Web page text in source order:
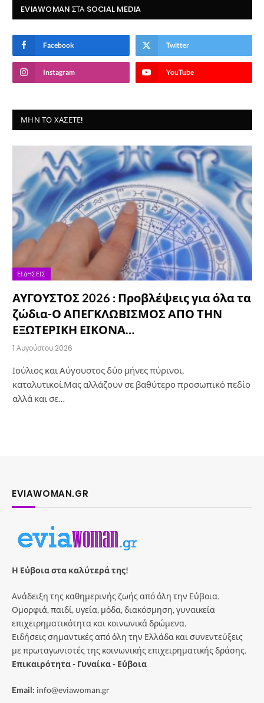
EVIAWOMAN ΣΤΑ SOCIAL MEDIA
Facebook Twitter
Instagram YouTube
ΜΗΝ ΤΟ ΧΆΣΕΤΕ!
ΕΙΔΉΣΕΙΣ
ΑΥΓΟΥΣΤΟΣ 2026 : Προβλέψεις για όλα τα
ζώδια-Ο ΑΠΕΓΚΛΩΒΙΣΜΟΣ ΑΠΟ ΤΗΝ
ΕΞΩΤΕΡΙΚΗ ΕΙΚΟΝΑ…
1 Αυγούστου 2026
Ιούλιος και Αύγουστος δύο μήνες πύρινοι,
καταλυτικοί.Μας αλλάζουν σε βαθύτερο προσωπικό πεδίο
αλλά και σε…
EVIAWOMAN.GR
Η Εύβοια στα καλύτερά της!
Ανάδειξη της καθημερινής ζωής από όλη την Εύβοια.
Ομορφιά, παιδί, υγεία, μόδα, διακόσμηση, γυναικεία
επιχειρηματικότητα και κοινωνικά δρώμενα.
Ειδήσεις σημαντικές από όλη την Ελλάδα και συνεντεύξεις
με πρωταγωνιστές της κοινωνικής επιχειρηματικής δράσης.
Επικαιρότητα - Γυναίκα - Εύβοια
Email: info@eviawoman.gr